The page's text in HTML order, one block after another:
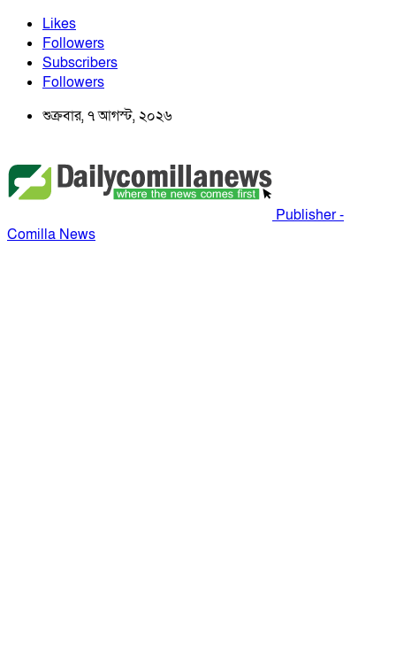
Likes
Followers
Subscribers
Followers
শুক্রবার, ৭ আগস্ট, ২০২৬
Publisher -
Comilla News